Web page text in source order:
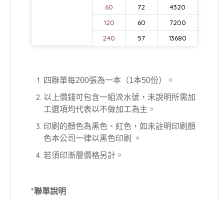
60
72
4320
120
60
7200
240
57 13680
四聯單每200張為一本（1本50份）。
以上價錢可包含一組流水號，未說明所需加
工選項均代表以不做加工為主。
印刷的顏色為黑色、紅色，如未註明印刷顏
色本公司一律以黑色印刷 。
若須印漸層價格另計。
*聯單說明